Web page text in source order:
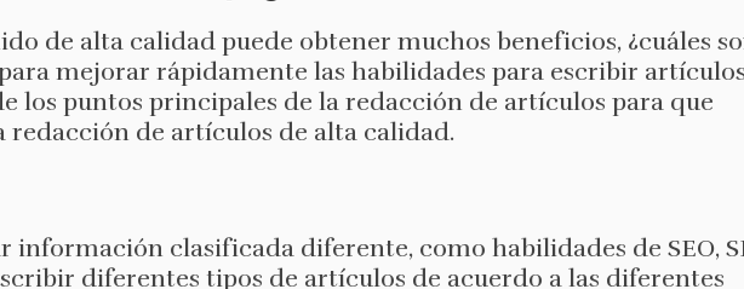
de alta calidad puede obtener muchos beneficios, ¿cuáles
mejorar rápidamente las habilidades para escribir artículos
los puntos principales de la redacción de artículos para que
de artículos de alta calidad.
información clasificada diferente, como habilidades de SEO,
diferentes tipos de artículos de acuerdo a las diferentes